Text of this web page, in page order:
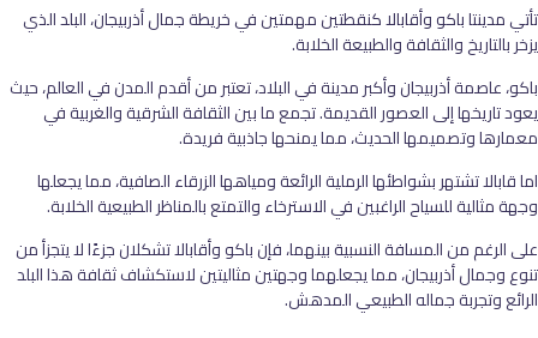
تأتي مدينتا باكو وأقابالا كنقطتين مهمتين في خريطة جمال أذربيجان، البلد الذي
يزخر بالتاريخ والثقافة والطبيعة الخلابة.
باكو، عاصمة أذربيجان وأكبر مدينة في البلاد، تعتبر من أقدم المدن في العالم، حيث
يعود تاريخها إلى العصور القديمة. تجمع ما بين الثقافة الشرقية والغربية في
معمارها وتصميمها الحديث، مما يمنحها جاذبية فريدة.
اما قابالا تشتهر بشواطئها الرملية الرائعة ومياهها الزرقاء الصافية، مما يجعلها
وجهة مثالية للسياح الراغبين في الاسترخاء والتمتع بالمناظر الطبيعية الخلابة.
على الرغم من المسافة النسبية بينهما، فإن باكو وأقابالا تشكلان جزءًا لا يتجزأ من
تنوع وجمال أذربيجان، مما يجعلهما وجهتين مثاليتين لاستكشاف ثقافة هذا البلد
الرائع وتجربة جماله الطبيعي المدهش.